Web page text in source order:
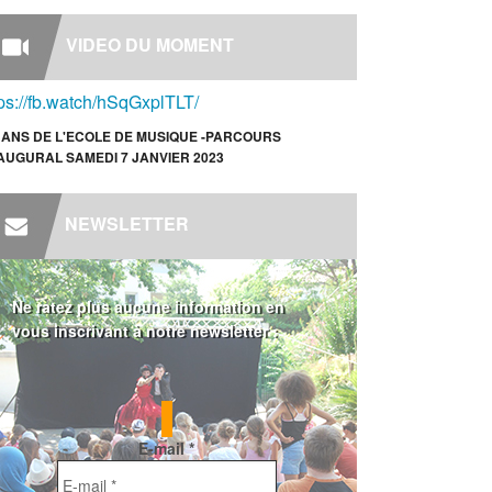
VIDEO DU MOMENT
fb.watch/hSqGxplTLT/
DE L'ECOLE DE MUSIQUE -PARCOURS
SAMEDI 7 JANVIER 2023
NEWSLETTER
Ne ratez plus aucune information en
vous inscrivant à notre newsletter :
E-mail*